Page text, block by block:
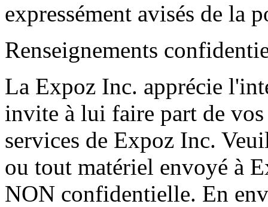
expressément avisés de la
Renseignements
La Expoz Inc. apprécie
invite à lui faire part de
services de Expoz Inc.
ou tout matériel envoyé à
NON confidentielle. En